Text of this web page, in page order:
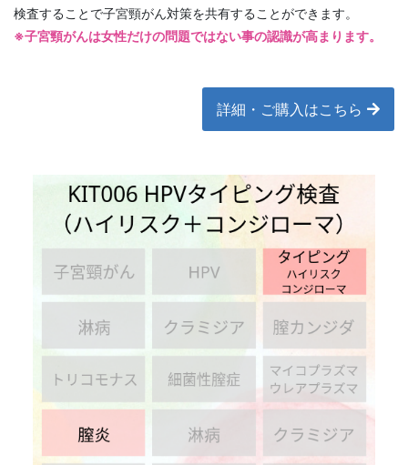
検査することで子宮頸がん対策を共有することができます。
※子宮頸がんは女性だけの問題ではない事の認識が高まります。
詳細・ご購入はこちら